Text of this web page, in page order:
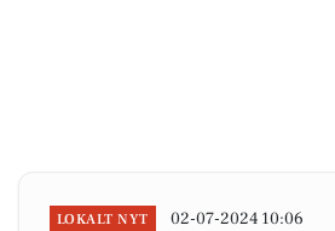
LOKALT NYT 02-07-2024 10:06